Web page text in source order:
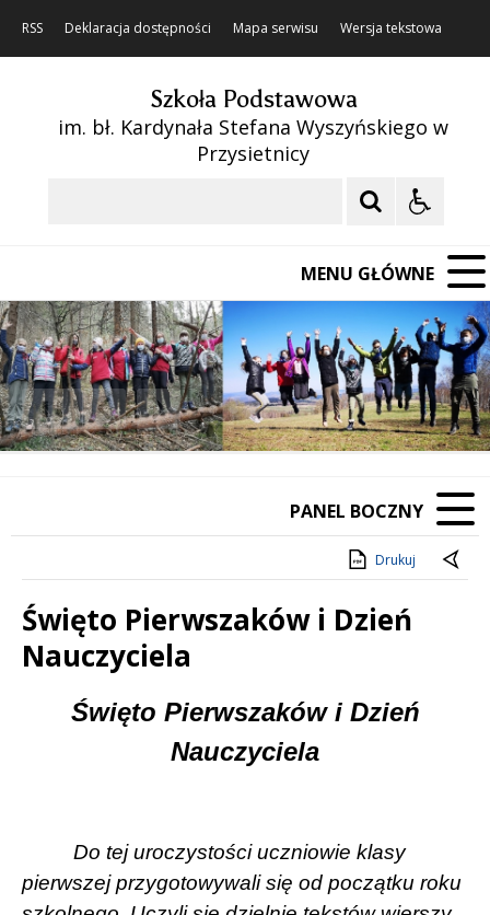
RSS Deklaracja dostępności Mapa serwisu Wersja tekstowa
Szkoła Podstawowa
im. bł. Kardynała Stefana Wyszyńskiego w
Przysietnicy
MENU GŁÓWNE
Poprzedni Element
Następny Element
❚❚
PANEL BOCZNY
Drukuj
Święto Pierwszaków i Dzień
Nauczyciela
TreśćŚwięto Pierwszaków i Dzień
Nauczyciela
Do tej uroczystości uczniowie klasy
pierwszej przygotowywali się od początku roku